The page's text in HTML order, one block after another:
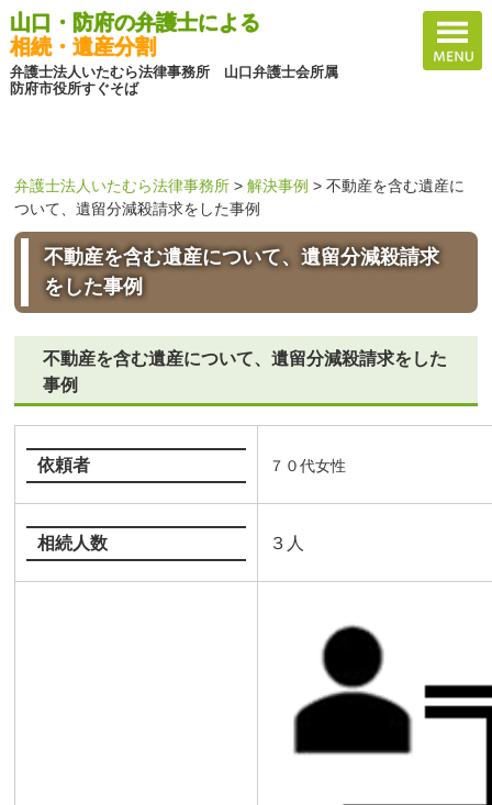
山口・防府の弁護士による
相続・遺産分割
弁護士法人いたむら法律事務所 山口弁護士会所属
防府市役所すぐそば
弁護士法人いたむら法律事務所 >解決事例 >不動産を含む遺産に
ついて、遺留分減殺請求をした事例
不動産を含む遺産について、遺留分減殺請求
をした事例
不動産を含む遺産について、遺留分減殺請求をした
事例
依頼者 ７０代女性
相続人数 ３人